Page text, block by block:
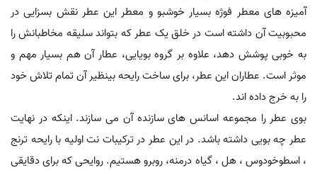
آمیزه های معطر فوژه بسیار خوشبو و معطر این عطر نقش بسزایی در
محبوبیت آن داشته است در خلق یک عطر که بتواند سلیقه مخاطبانش را
به خوبی پوشش دهد، علاوه بر گروه بویایی، عطار آن هم بسیار مهم و
موثر است. عطاران این عطر، برای ساخت رایحه بینظیر آن تمام تلاش خود
را به خرج داده اند.
بوی عطر را مجموعه اسانس های سازنده آن می سازند. اینکه در نهایت
عطر چه بویی داشته باشد. در این عطر در ترکیبات نت اولیه با رایحه ترنج
، اسطوخودوس ، هل ، گیاه درمنه، روبرو هستیم. روایحی که برای دقایقی